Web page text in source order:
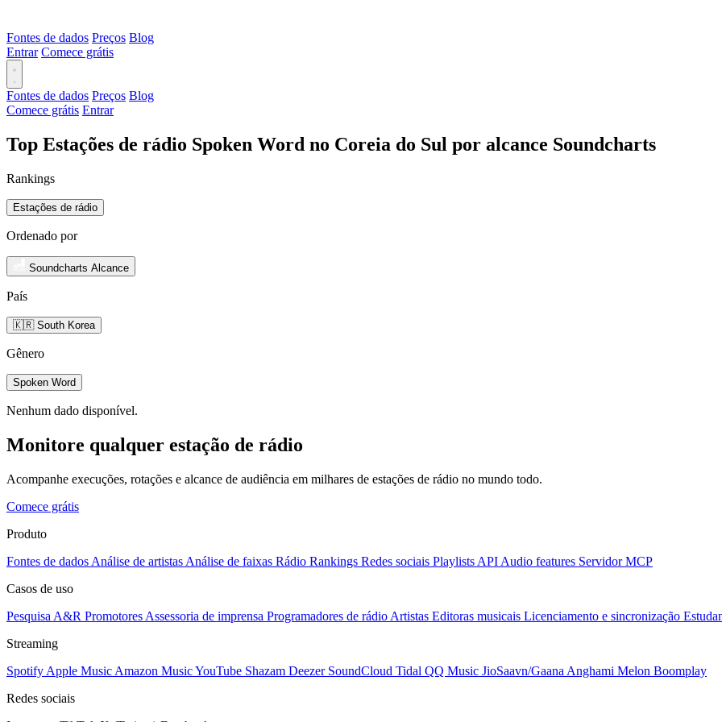
Fontes de dados Preços Blog
Entrar Comece grátis
Fontes de dados Preços Blog
Comece grátis Entrar
Top Estações de rádio Spoken Word no Coreia do Sul por alcance Soundcharts
Rankings
Estações de rádio
Ordenado por
Soundcharts Alcance
País
🇰🇷 South Korea
Gênero
Spoken Word
Nenhum dado disponível.
Monitore qualquer estação de rádio
Acompanhe execuções, rotações e alcance de audiência em milhares de estações de rádio no mundo todo.
Comece grátis
Produto
Fontes de dados Análise de artistas Análise de faixas Rádio Rankings Redes sociais Playlists API Audio features Servidor MCP
Casos de uso
Pesquisa A&R Promotores Assessoria de imprensa Programadores de rádio Artistas Editoras musicais Licenciamento e sincronização
Streaming
Spotify Apple Music Amazon MusicYouTube Shazam Deezer SoundCloud Tidal QQ Music JioSaavn/Gaana Anghami Melon Boomplay
Redes sociais